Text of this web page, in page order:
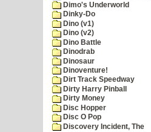
Dimo's Underworld
Dinky-Do
Dino (v1)
Dino (v2)
Dino Battle
Dinodrab
Dinosaur
Dinoventure!
Dirt Track Speedway
Dirty Harry Pinball
Dirty Money
Disc Hopper
Disc O Pop
Discovery Incident, The